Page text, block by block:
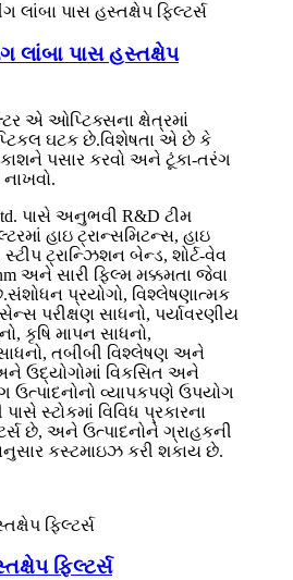
લાંબા પાસ હસ્તક્ષેપ
એ ઓપ્ટિક્સના ક્ષેત્રમાં
ઘટક છે.વિશેષતા એ છે કે
પસાર કરવો અને ટૂંકા-તરંગ
પાસે અનુભવી R&D ટીમ
હાઇ ટ્રાન્સમિટન્સ, હાઇ
ટ્રાન્ઝિશન બેન્ડ, શોર્ટ-વેવ
અને સારી ફિલ્મ મક્કમતા જેવા
પ્રયોગો, વિશ્લેષણાત્મક
પરીક્ષણ સાધનો, પર્યાવરણીય
કૃષિ માપન સાધનો,
તબીબી વિશ્લેષણ અને
ઉદ્યોગોમાં વિકસિત અને
ઉત્પાદનોનો વ્યાપકપણે ઉપયોગ
સ્ટોકમાં વિવિધ પ્રકારના
છે, અને ઉત્પાદનોને ગ્રાહકની
કસ્ટમાઇઝ કરી શકાય છે.
ફિલ્ટર્સ